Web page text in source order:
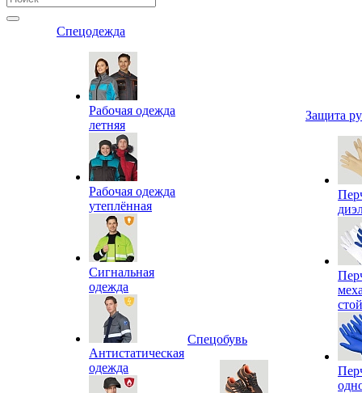
Спецодежда
Рабочая одежда
летняя
Рабочая одежда
утеплённая
Сигнальная
одежда
Антистатическая
одежда
Спецобувь
Защита